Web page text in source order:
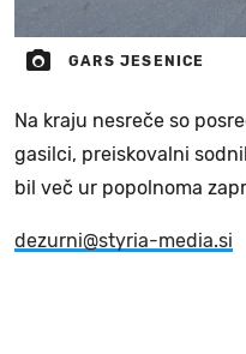
GARS JESENICE
Na kraju nesreče so
gasilci, preiskovalni
bil več ur popolnoma
dezurni@styria-media.si